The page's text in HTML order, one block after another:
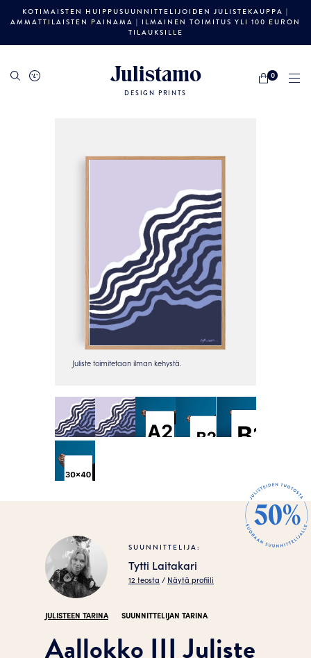
KOTIMAISTEN HUIPPUSUUNNITTELIJOIDEN JULISTEKAUPPA |
AMMATTILAISTEN PAINAMA | ILMAINEN TOIMITUS YLI 100 EURON
TILAUKSILLE
Julistamo
DESIGN PRINTS
0
SUUNNITTELIJA:
Tytti Laitakari
12 teosta / Näytä profiili
JULISTEEN TARINA SUUNNITTELIJAN TARINA
Aallokko III Juliste